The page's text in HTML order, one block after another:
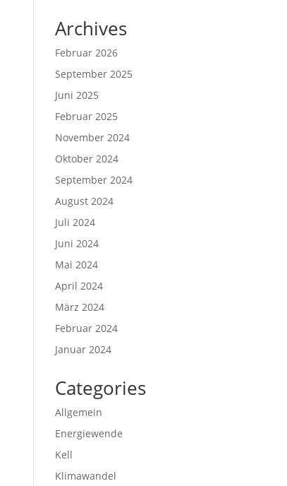
Archives
Februar 2026
September 2025
Juni 2025
Februar 2025
November 2024
Oktober 2024
September 2024
August 2024
Juli 2024
Juni 2024
Mai 2024
April 2024
März 2024
Februar 2024
Januar 2024
Categories
Allgemein
Energiewende
Kell
Klimawandel